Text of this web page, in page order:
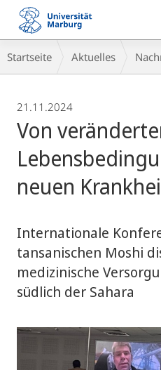
Mobile-
Navigation
Breadcrumb-
Navigation
Startseite Aktuelles
21.11.2024
Von
neuen
Internationale
tansanischen Moshi
medizinische
südlich der Sahara